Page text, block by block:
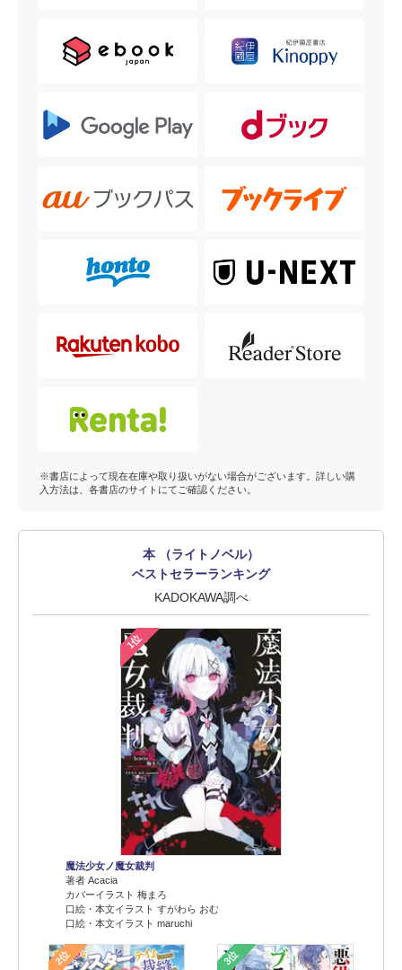
※書店によって現在在庫や取り扱いがない場合がございます。詳しい購
入方法は、各書店のサイトにてご確認ください。
本 （ライトノベル）
ベストセラーランキング
KADOKAWA調べ
1位
魔法少女ノ魔女裁判
著者 Acacia
カバーイラスト 梅まろ
口絵・本文イラスト すがわら おむ
口絵・本文イラスト maruchi
2位 3位